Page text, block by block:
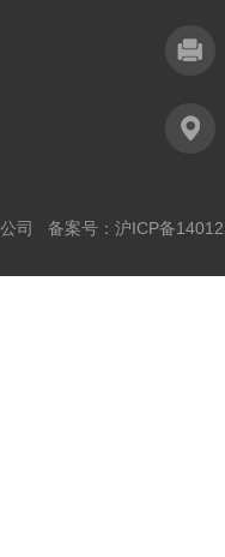
司 备案号： 沪ICP备